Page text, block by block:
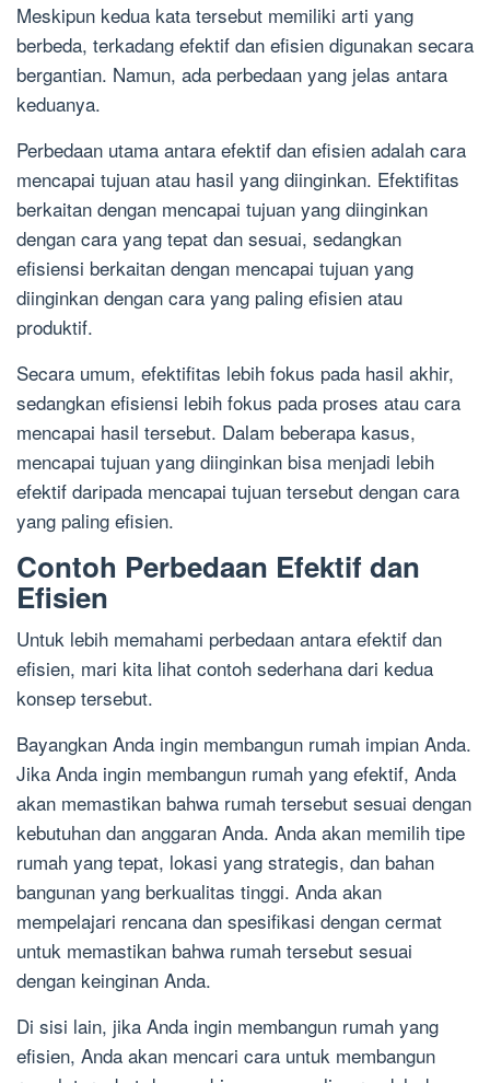
Meskipun kedua kata tersebut memiliki arti yang
berbeda, terkadang efektif dan efisien digunakan secara
bergantian. Namun, ada perbedaan yang jelas antara
keduanya.
Perbedaan utama antara efektif dan efisien adalah cara
mencapai tujuan atau hasil yang diinginkan. Efektifitas
berkaitan dengan mencapai tujuan yang diinginkan
dengan cara yang tepat dan sesuai, sedangkan
efisiensi berkaitan dengan mencapai tujuan yang
diinginkan dengan cara yang paling efisien atau
produktif.
Secara umum, efektifitas lebih fokus pada hasil akhir,
sedangkan efisiensi lebih fokus pada proses atau cara
mencapai hasil tersebut. Dalam beberapa kasus,
mencapai tujuan yang diinginkan bisa menjadi lebih
efektif daripada mencapai tujuan tersebut dengan cara
yang paling efisien.
Contoh Perbedaan Efektif dan
Efisien
Untuk lebih memahami perbedaan antara efektif dan
efisien, mari kita lihat contoh sederhana dari kedua
konsep tersebut.
Bayangkan Anda ingin membangun rumah impian Anda.
Jika Anda ingin membangun rumah yang efektif, Anda
akan memastikan bahwa rumah tersebut sesuai dengan
kebutuhan dan anggaran Anda. Anda akan memilih tipe
rumah yang tepat, lokasi yang strategis, dan bahan
bangunan yang berkualitas tinggi. Anda akan
mempelajari rencana dan spesifikasi dengan cermat
untuk memastikan bahwa rumah tersebut sesuai
dengan keinginan Anda.
Di sisi lain, jika Anda ingin membangun rumah yang
efisien, Anda akan mencari cara untuk membangun